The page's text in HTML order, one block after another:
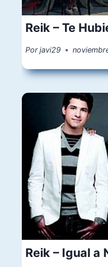
Reik – Te
Por javi29
Reik – Igual a